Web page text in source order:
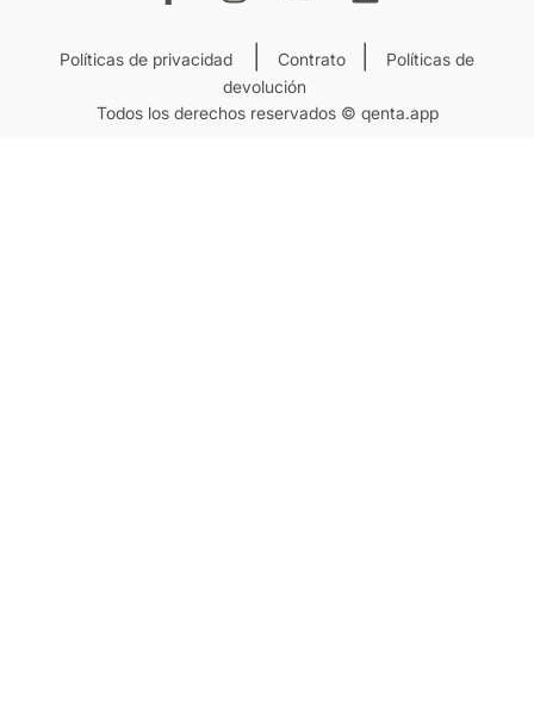
Políticas de privacidad Contrato
Políticas de
devolución
Todos los derechos reservados © qenta.app